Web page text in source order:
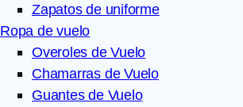
Zapatos de uniforme
Ropa de vuelo
Overoles de Vuelo
Chamarras de Vuelo
Guantes de Vuelo